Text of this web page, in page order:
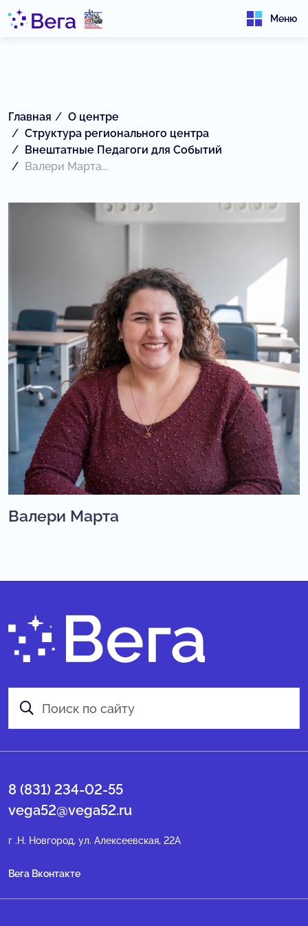
Меню
Главная
О центре
Структура регионального центра
Внештатные Педагоги для Событий
Валери Марта...
Валери Марта
8 (831) 234-02-55
vega52@vega52.ru
г .Н. Новгород, ул. Алексеевская, 22А
Вега Вконтакте